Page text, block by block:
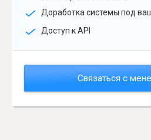
Доработка системы под
Доступ к API
Связаться с